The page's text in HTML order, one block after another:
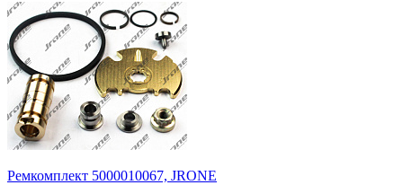
Ремкомплект 5000010067, JRONE